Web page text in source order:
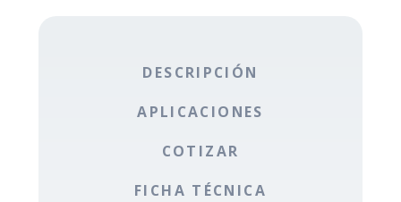
DESCRIPCIÓN
APLICACIONES
COTIZAR
FICHA TÉCNICA